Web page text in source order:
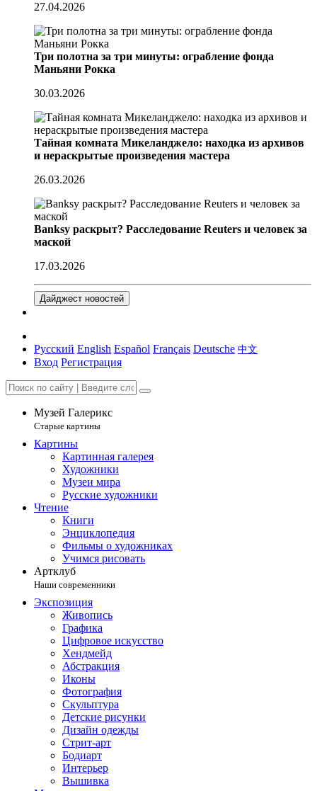
27.04.2026
Три полотна за три минуты: ограбление фонда
Маньяни Рокка
30.03.2026
Тайная комната Микеланджело: находка из архивов
и нераскрытые произведения мастера
26.03.2026
Banksy раскрыт? Расследование Reuters и человек за
маской
17.03.2026
Дайджест новостей
Русский English Español Français Deutsche 中文
Вход Регистрация
Музей Галерикс
Старые картины
Картины
Картинная галерея
Художники
Музеи мира
Русские художники
Чтение
Книги
Энциклопедия
Фильмы о художниках
Учимся рисовать
Артклуб
Наши современники
Экспозиция
Живопись
Графика
Цифровое искусство
Хендмейд
Абстракция
Иконы
Фотография
Скульптура
Детские рисунки
Дизайн одежды
Стрит-арт
Бодиарт
Интерьер
Вышивка